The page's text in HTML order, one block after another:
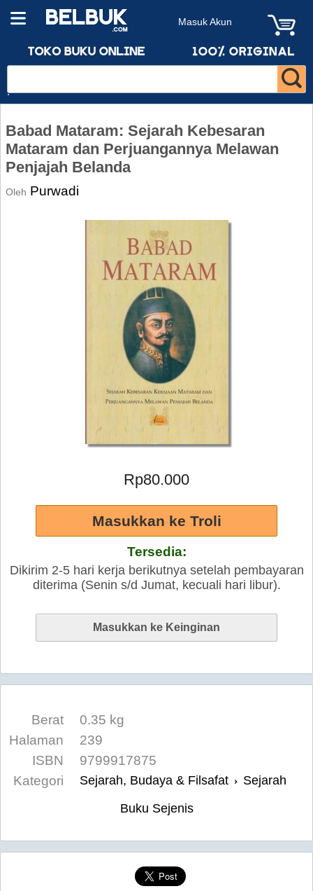
Masuk Akun
Babad Mataram: Sejarah Kebesaran
Mataram dan Perjuangannya Melawan
Penjajah Belanda
Oleh Purwadi
Rp80.000
Tersedia:
Dikirim 2-5 hari kerja berikutnya setelah pembayaran
diterima (Senin s/d Jumat, kecuali hari libur).
Berat
0.35 kg
Halaman
239
ISBN
9799917875
Kategori
Sejarah, Budaya & Filsafat › Sejarah
Buku Sejenis